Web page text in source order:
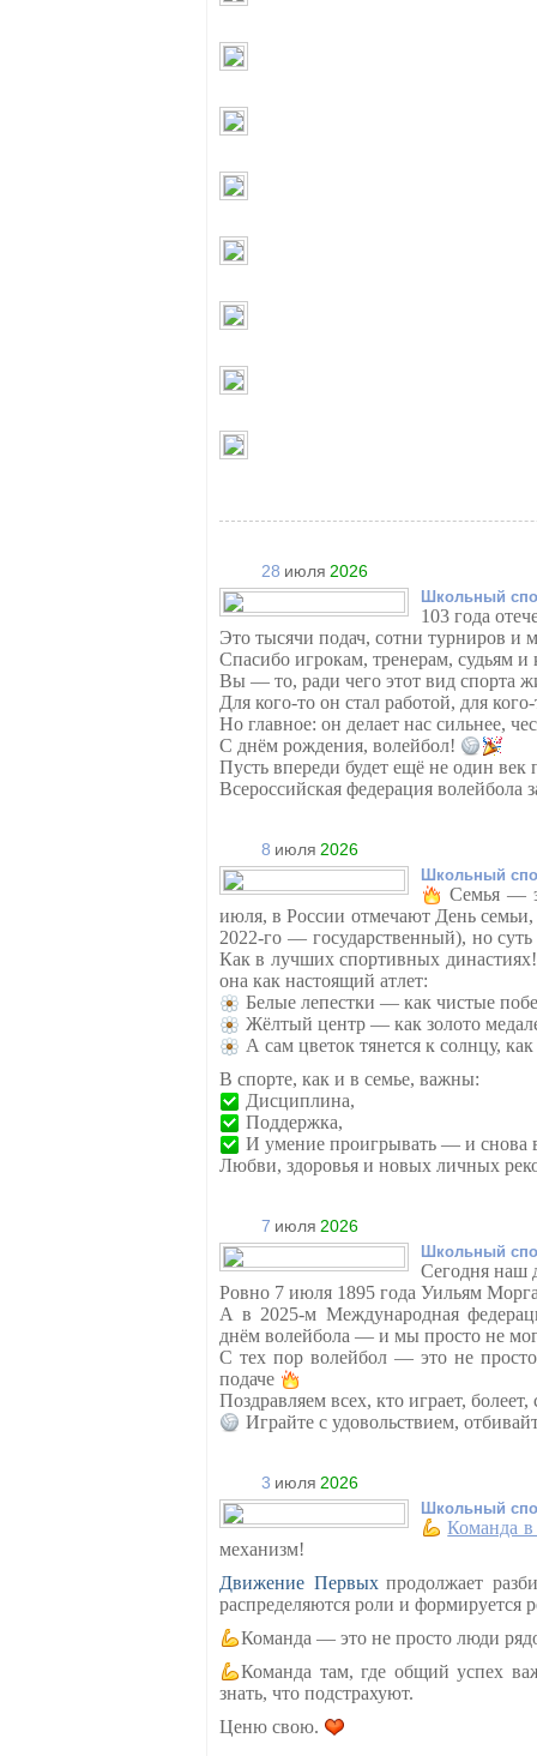
28 июля 2026
Школьный
103 года
Это тысячи подач, сотни турниров
Спасибо игрокам, тренерам, судьям
Вы — то, ради чего этот вид спорта
Для кого-то он стал работой, для
Но главное: он делает нас сильнее,
С днём рождения, волейбол!
Пусть впереди будет ещё не один век
Всероссийская федерация
8 июля 2026
Школьный
Семья —
июля, в России отмечают День
2022-го — государственный), но
Как в лучших спортивных
она как настоящий атлет:
Белые лепестки — как чистые
Жёлтый центр — как золото
А сам цветок тянется к солнцу,
В спорте, как и в семье, важны:
Дисциплина,
Поддержка,
И умение проигрывать — и снова
Любви, здоровья и новых личных
7 июля 2026
Школьный
Сегодня наш
Ровно 7 июля 1895 года Уильям
А в 2025-м Международная
днём волейбола — и мы просто не
С тех пор волейбол — это не
подаче
Поздравляем всех, кто играет,
Играйте с удовольствием,
3 июля 2026
Школьный
Команда в
механизм!
Движение Первых продолжает
распределяются роли и формируется
Команда — это не просто люди
Команда там, где общий успех
знать, что подстрахуют.
Ценю свою.